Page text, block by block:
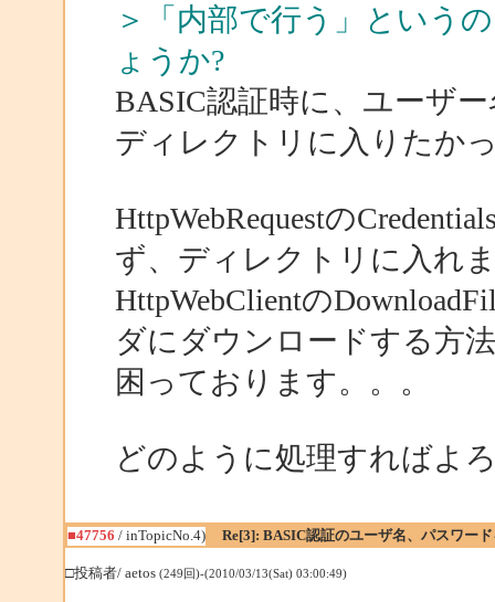
＞「内部で行う」という
ょうか?
BASIC認証時に、ユーザ
ディレクトリに入りたか
HttpWebRequestの
ず、ディレクトリに入れ
HttpWebClientの
ダにダウンロードする方
困っております。。。
どのように処理すればよ
■47756 / inTopicNo.4) Re[3]: BASIC認証のユーザ名、パスワー
□投稿者/ aetos (249回)-(2010/03/13(Sat) 03:00:49)